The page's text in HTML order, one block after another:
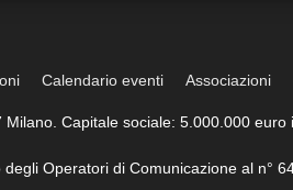
Calendario eventi Associazioni
Capitale sociale: 5.000.000
Operatori di Comunicazione al n°